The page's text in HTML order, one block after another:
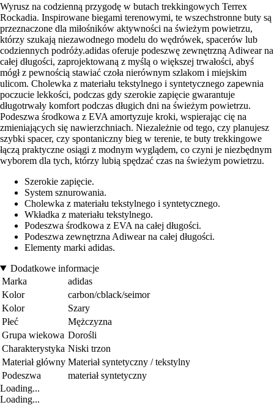
Wyrusz na codzienną przygodę w butach trekkingowych Terrex
Rockadia. Inspirowane biegami terenowymi, te wszechstronne buty są
przeznaczone dla miłośników aktywności na świeżym powietrzu,
którzy szukają niezawodnego modelu do wędrówek, spacerów lub
codziennych podróży.adidas oferuje podeszwę zewnętrzną Adiwear na
całej długości, zaprojektowaną z myślą o większej trwałości, abyś
mógł z pewnością stawiać czoła nierównym szlakom i miejskim
ulicom. Cholewka z materiału tekstylnego i syntetycznego zapewnia
poczucie lekkości, podczas gdy szerokie zapięcie gwarantuje
długotrwały komfort podczas długich dni na świeżym powietrzu.
Podeszwa środkowa z EVA amortyzuje kroki, wspierając cię na
zmieniających się nawierzchniach. Niezależnie od tego, czy planujesz
szybki spacer, czy spontaniczny bieg w terenie, te buty trekkingowe
łączą praktyczne osiągi z modnym wyglądem, co czyni je niezbędnym
wyborem dla tych, którzy lubią spędzać czas na świeżym powietrzu.
Szerokie zapięcie.
System sznurowania.
Cholewka z materiału tekstylnego i syntetycznego.
Wkładka z materiału tekstylnego.
Podeszwa środkowa z EVA na całej długości.
Podeszwa zewnętrzna Adiwear na całej długości.
Elementy marki adidas.
Dodatkowe informacje
Marka
adidas
Kolor
carbon/cblack/seimor
Kolor
Szary
Płeć
Mężczyzna
Grupa wiekowa Dorośli
Charakterystyka Niski trzon
Materiał główny Materiał syntetyczny / tekstylny
Podeszwa
materiał syntetyczny
Loading...
Loading...